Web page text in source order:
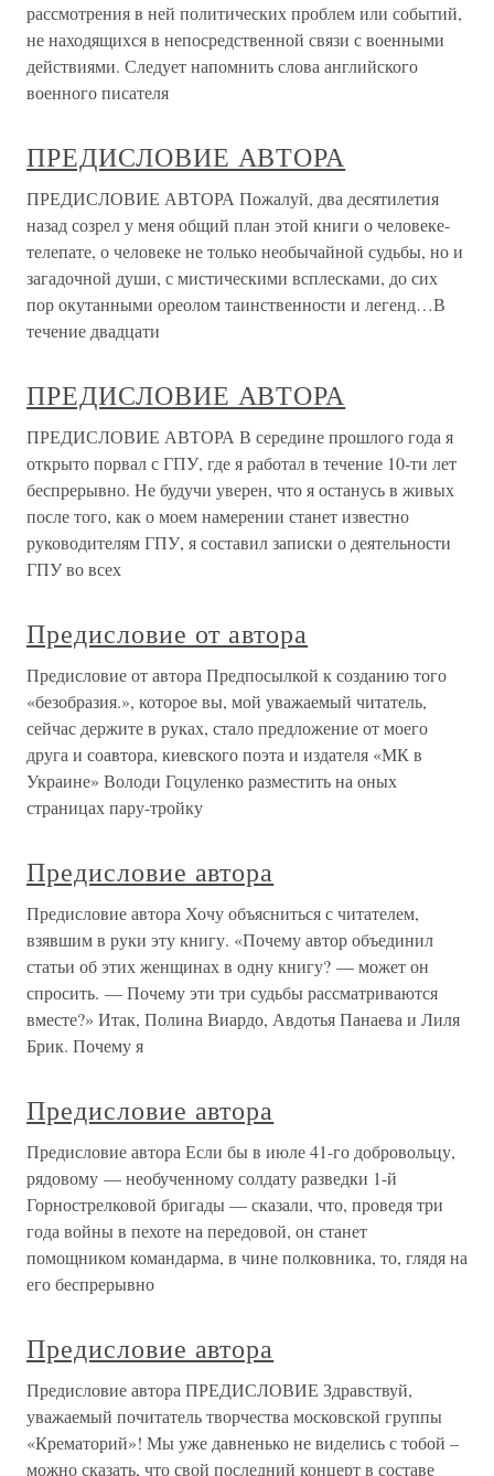
рассмотрения в ней политических проблем или событий,
не находящихся в непосредственной связи с военными
действиями. Следует напомнить слова английского
военного писателя
ПРЕДИСЛОВИЕ АВТОРА
ПРЕДИСЛОВИЕ АВТОРА Пожалуй, два десятилетия
назад созрел у меня общий план этой книги о человеке-
телепате, о человеке не только необычайной судьбы, но и
загадочной души, с мистическими всплесками, до сих
пор окутанными ореолом таинственности и легенд…В
течение двадцати
ПРЕДИСЛОВИЕ АВТОРА
ПРЕДИСЛОВИЕ АВТОРА В середине прошлого года я
открыто порвал с ГПУ, где я работал в течение 10-ти лет
беспрерывно. Не будучи уверен, что я останусь в живых
после того, как о моем намерении станет известно
руководителям ГПУ, я составил записки о деятельности
ГПУ во всех
Предисловие от автора
Предисловие от автора Предпосылкой к созданию того
«безобразия.», которое вы, мой уважаемый читатель,
сейчас держите в руках, стало предложение от моего
друга и соавтора, киевского поэта и издателя «МК в
Украине» Володи Гоцуленко разместить на оных
страницах пару-тройку
Предисловие автора
Предисловие автора Хочу объясниться с читателем,
взявшим в руки эту книгу. «Почему автор объединил
статьи об этих женщинах в одну книгу? — может он
спросить. — Почему эти три судьбы рассматриваются
вместе?» Итак, Полина Виардо, Авдотья Панаева и Лиля
Брик. Почему я
Предисловие автора
Предисловие автора Если бы в июле 41-го добровольцу,
рядовому — необученному солдату разведки 1-й
Горнострелковой бригады — сказали, что, проведя три
года войны в пехоте на передовой, он станет
помощником командарма, в чине полковника, то, глядя на
его беспрерывно
Предисловие автора
Предисловие автора ПРЕДИСЛОВИЕ Здравствуй,
уважаемый почитатель творчества московской группы
«Крематорий»! Мы уже давненько не виделись с тобой –
можно сказать, что свой последний концерт в составе